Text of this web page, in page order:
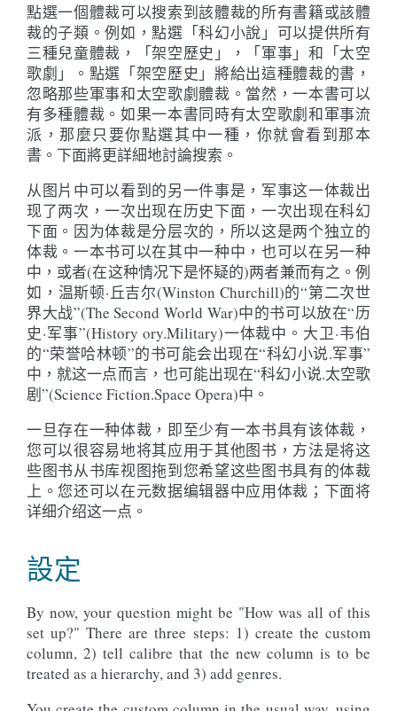
點選一個體裁可以搜索到該體裁的所有書籍或該體
裁的子類。例如，點選「科幻小說」可以提供所有
三種兒童體裁，「架空歷史」，「軍事」和「太空
歌劇」。點選「架空歷史」將給出這種體裁的書，
忽略那些軍事和太空歌劇體裁。當然，一本書可以
有多種體裁。如果一本書同時有太空歌劇和軍事流
派，那麼只要你點選其中一種，你就會看到那本
書。下面將更詳細地討論搜索。
从图片中可以看到的另一件事是，军事这一体裁出
现了两次，一次出现在历史下面，一次出现在科幻
下面。因为体裁是分层次的，所以这是两个独立的
体裁。一本书可以在其中一种中，也可以在另一种
中，或者(在这种情况下是怀疑的)两者兼而有之。例
如，温斯顿·丘吉尔(Winston Churchill)的“第二次世
界大战”(The Second World War)中的书可以放在“历
史·军事”(History ory.Military)一体裁中。大卫·韦伯
的“荣誉哈林顿”的书可能会出现在“科幻小说.军事”
中，就这一点而言，也可能出现在“科幻小说.太空歌
剧”(Science Fiction.Space Opera)中。
一旦存在一种体裁，即至少有一本书具有该体裁，
您可以很容易地将其应用于其他图书，方法是将这
些图书从书库视图拖到您希望这些图书具有的体裁
上。您还可以在元数据编辑器中应用体裁；下面将
详细介绍这一点。
設定
By now, your question might be "How was all of this
set up?" There are three steps: 1) create the custom
column, 2) tell calibre that the new column is to be
treated as a hierarchy, and 3) add genres.